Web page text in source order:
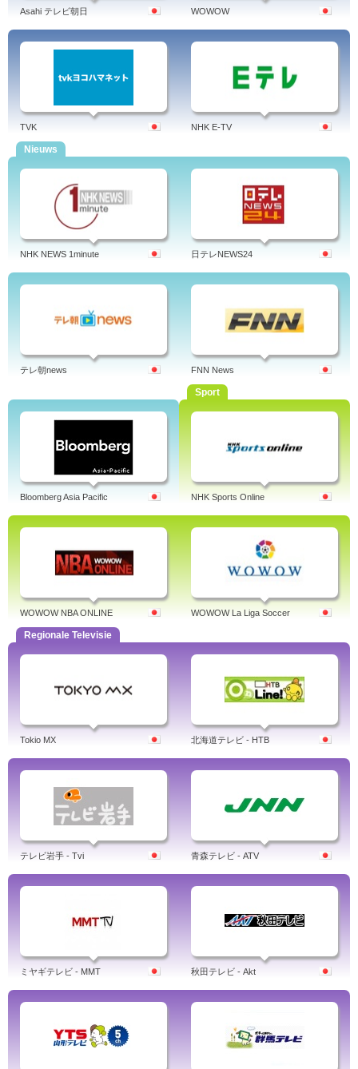
Asahi テレビ朝日 WOWOW
TVK NHK E-TV
Nieuws
NHK NEWS 1minute 日テレNEWS24
テレ朝news FNN News
Bloomberg Asia Pacific
Sport
NHK Sports Online
WOWOW NBA ONLINE WOWOW La Liga Soccer
Regionale Televisie
Tokio MX 北海道テレビ - HTB
テレビ岩手 - Tvi 青森テレビ - ATV
ミヤギテレビ - MMT 秋田テレビ - Akt